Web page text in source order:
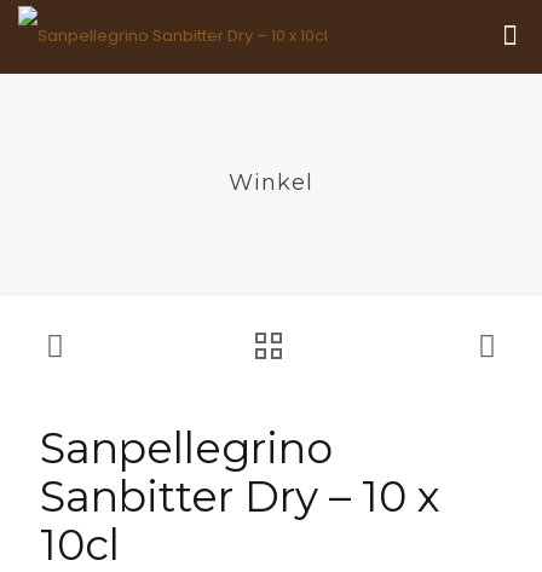
Winkel
Sanpellegrino
Sanbitter Dry – 10 x
10cl